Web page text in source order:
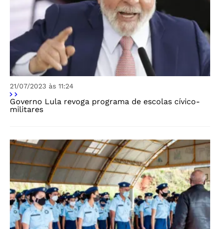
21/07/2023 às 11:24
Governo Lula revoga programa de escolas cívico-
militares